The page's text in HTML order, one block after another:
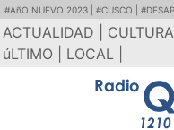
#AñO NUEVO 2023 | #CUSCO |
ACTUALIDAD |
úLTIMO | LOCAL |